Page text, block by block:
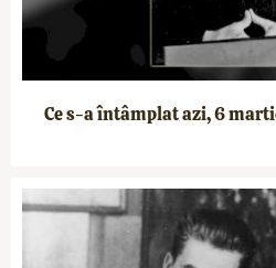
Ce s-a întâmplat azi, 6